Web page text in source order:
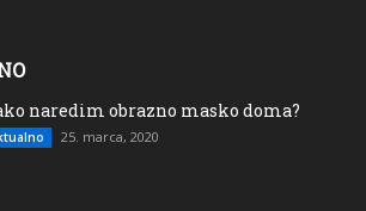
naredim obrazno masko doma?
25. marca, 2020